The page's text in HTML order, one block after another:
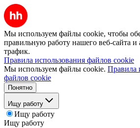
Мы используем файлы cookie, чтобы
правильную работу нашего веб-сайта и
трафик.
Правила использования файлов cookie
Мы используем файлы cookie. Правила
файлов cookie
Понятно
Ищу работу
Ищу работу
Ищу работу